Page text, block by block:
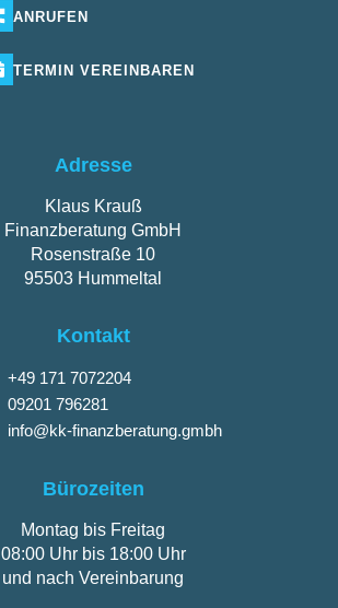
ANRUFEN
TERMIN VEREINBAREN
Adresse
Klaus Krauß
Finanzberatung GmbH
Rosenstraße 10
95503 Hummeltal
Kontakt
+49 171 7072204
09201 796281
info@kk-finanzberatung.gmbh
Bürozeiten
Montag bis Freitag
08:00 Uhr bis 18:00 Uhr
und nach Vereinbarung